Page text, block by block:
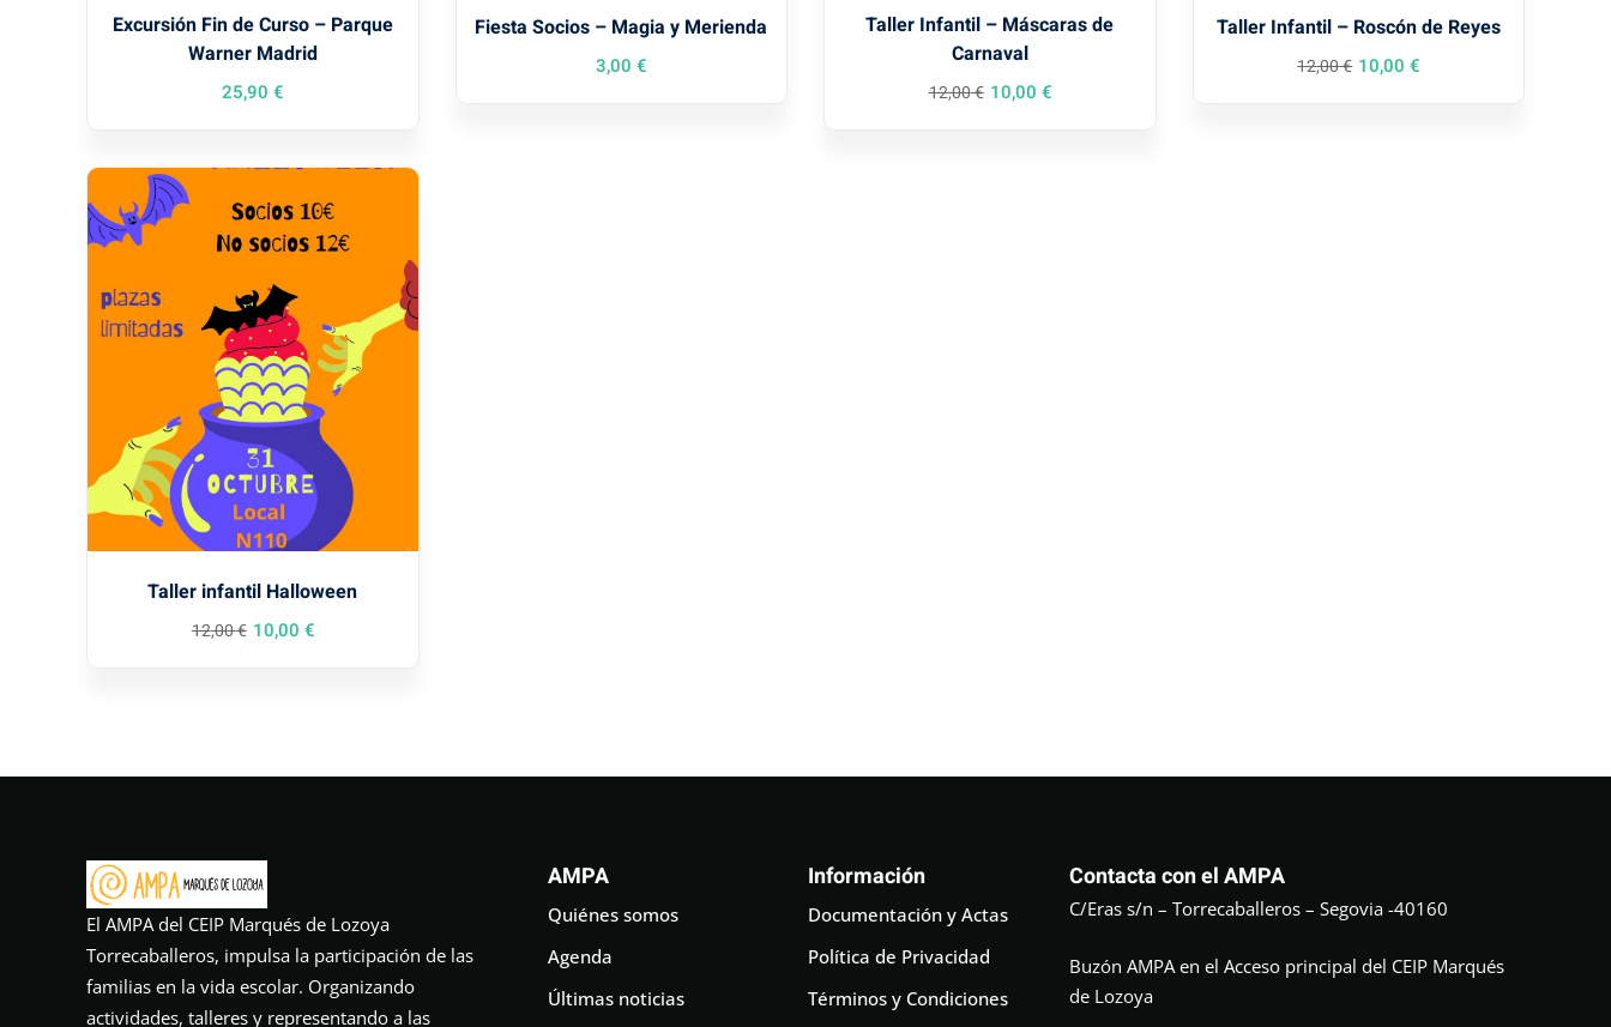
Excursión Fin de Curso – Parque
Warner Madrid
25,90 €
Fiesta Socios – Magia y Merienda
3,00 €
Taller Infantil – Máscaras de
Carnaval
12,00€ 10,00 €
Taller Infantil – Roscón de Reyes
12,00€ 10,00 €
Taller infantil Halloween
12,00€ 10,00 €
El AMPA del CEIP Marqués de Lozoya
Torrecaballeros, impulsa la participación de las
familias en la vida escolar. Organizando
actividades, talleres y representando a las
AMPA
Quiénes somos
Agenda
Últimas noticias
Información
Documentación y Actas
Política de Privacidad
Términos y Condiciones
Contacta con el AMPA
C/Eras s/n – Torrecaballeros – Segovia -40160
Buzón AMPA en el Acceso principal del CEIP Marqués
de Lozoya